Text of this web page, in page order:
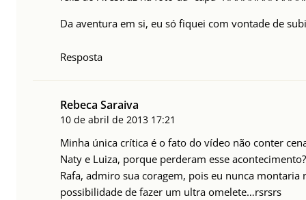
Da aventura em si, eu só fiquei com vontade de
Resposta
Rebeca Saraiva
10 de abril de 2013 17:21
Minha única crítica é o fato do vídeo não conter
Naty e Luiza, porque perderam esse
Rafa, admiro sua coragem, pois eu nunca
possibilidade de fazer um ultra omelete…rsrsrs